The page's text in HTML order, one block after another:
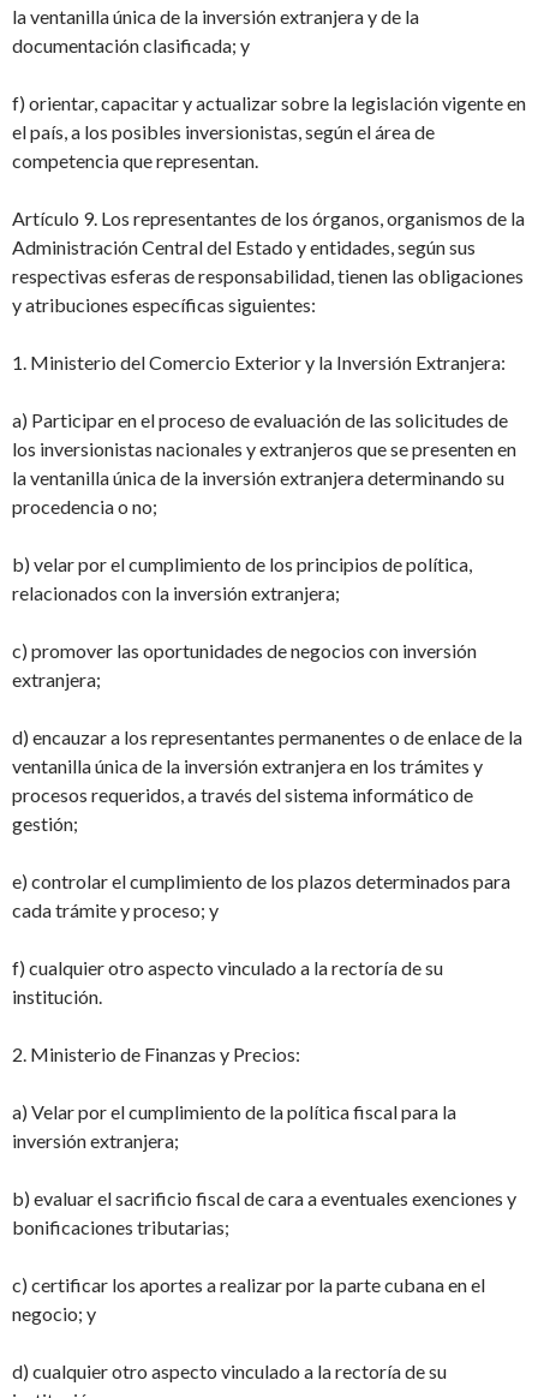
la ventanilla única de la inversión extranjera y de la
documentación clasificada; y
f) orientar, capacitar y actualizar sobre la legislación vigente en
el país, a los posibles inversionistas, según el área de
competencia que representan.
Artículo 9. Los representantes de los órganos, organismos de la
Administración Central del Estado y entidades, según sus
respectivas esferas de responsabilidad, tienen las obligaciones
y atribuciones específicas siguientes:
1. Ministerio del Comercio Exterior y la Inversión Extranjera:
a) Participar en el proceso de evaluación de las solicitudes de
los inversionistas nacionales y extranjeros que se presenten en
la ventanilla única de la inversión extranjeradeterminando su
procedencia o no;
b) velar por el cumplimiento de los principios de política,
relacionados con la inversiónextranjera;
c) promover las oportunidades de negocios con inversión
extranjera;
d) encauzar a los representantes permanentes o de enlace de la
ventanilla única de la inversión extranjera en los trámites y
procesos requeridos, a través del sistema informático de
gestión;
e) controlar el cumplimiento de los plazos determinados para
cada trámite y proceso; y
f) cualquier otro aspecto vinculado a la rectoría de su
institución.
2. Ministerio de Finanzas y Precios:
a) Velar por el cumplimiento de la política fiscal para la
inversión extranjera;
b) evaluar el sacrificio fiscal de cara a eventuales exenciones y
bonificaciones tributarias;
c) certificar los aportes a realizar por la parte cubana en el
negocio; y
d) cualquier otro aspecto vinculado a la rectoría de su